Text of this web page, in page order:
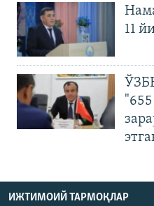
11
ИЖТИМОИЙ ТАРМОҚЛАР